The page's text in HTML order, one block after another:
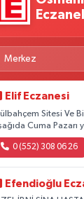
Elif Eczanesi
Sitesi Ve
Cuma Pazarı
0 (552) 308 06 26
Efendioğlu